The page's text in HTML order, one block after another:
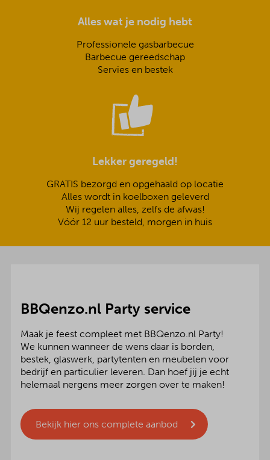
Alles wat je nodig hebt
Professionele gasbarbecue
Barbecue gereedschap
Servies en bestek
Lekker geregeld!
GRATIS bezorgd en opgehaald op locatie
Alles wordt in koelboxen geleverd
Wij regelen alles, zelfs de afwas!
Vóór 12 uur besteld, morgen in huis
BBQenzo.nl Party service
Maak je feest compleet met BBQenzo.nl Party!
We kunnen wanneer de wens daar is borden,
bestek, glaswerk, partytenten en meubelen voor
bedrijf en particulier leveren. Dan hoef jij je echt
helemaal nergens meer zorgen over te maken!
Bekijk hier ons complete aanbod